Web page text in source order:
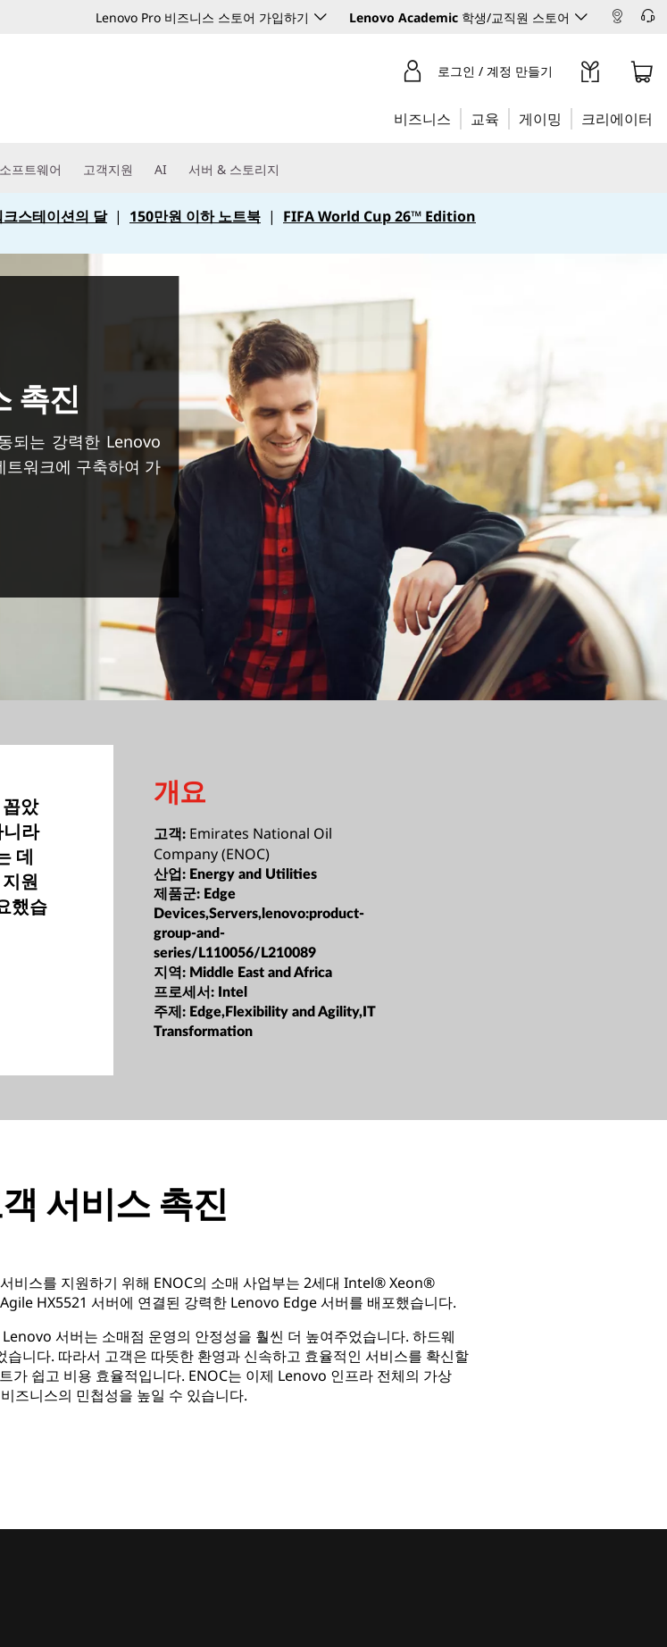
Lenovo Pro 비즈니스 스토어 가입하기 Lenovo Academic 학생/교직원 스토어
로그인 / 계정 만들기
비즈니스 교육 게이밍 크리에이터
소프트웨어 고객지원 AI 서버 & 스토리지
크스테이션의 달| 150만원 이하 노트북| FIFA World Cup 26™ Edition
촉진
되는 강력한 Lenovo
트워크에 구축하여 가
았
라
데
원
했습
개요
고객: Emirates National Oil
Company (ENOC)
산업: Energy and Utilities
제품군: Edge
Devices,Servers,lenovo:product-
group-and-
series/L110056/L210089
지역: Middle East and Africa
프로세서: Intel
주제: Edge,Flexibility and Agility,IT
Transformation
서비스 촉진
비스를 지원하기 위해 ENOC의 소매 사업부는 2세대 Intel® Xeon®
HX5521 서버에 연결된 강력한 Lenovo Edge 서버를 배포했습니다.
서버는 소매점 운영의 안정성을 훨씬 더 높여주었습니다. 하드웨
니다. 따라서 고객은 따뜻한 환영과 신속하고 효율적인 서비스를 확신할
가 쉽고 비용 효율적입니다. ENOC는 이제 Lenovo 인프라 전체의 가상
즈니스의 민첩성을 높일 수 있습니다.